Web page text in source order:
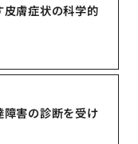
膚症状の科学的
害の診断を受け